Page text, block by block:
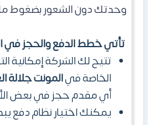
وحدتك دون الشعور بضغوط
تأتي خطط الدفع والحجز في
تتيح لك الشركة إمكانية
الخاصة فيالمونت جلالة
أي مقدم حجز في بعض
يمكنك اختيار نظام دفع